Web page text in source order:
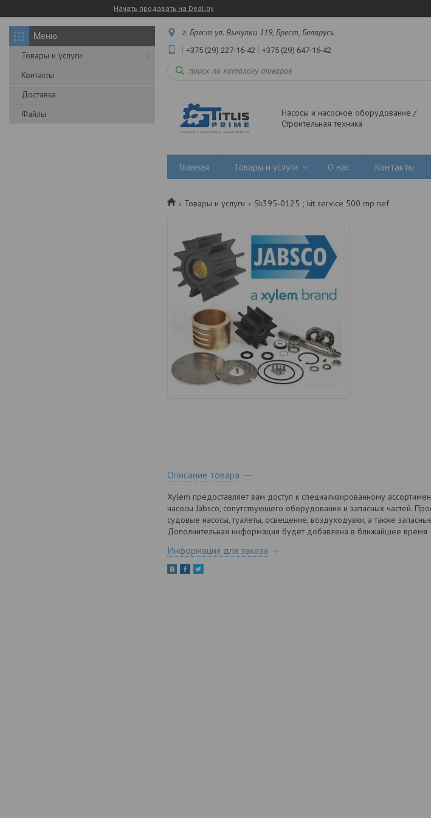
Начать продавать на Deal.by
Товары и услуги
Контакты
Доставка
Файлы
г. Брест ул. Вычулки 119, Брест, Беларусь
+375 (29) 227-16-42 +375 (29) 647-16-42
Насосы и насосное оборудование /
Строительная техника
Главная Товары и услуги О нас Контакты
Товары и услуги Sk395-0125 ; kit service 500 mp nef
Описание товара
Xylem предоставляет вам доступ к специализированному
насосы Jabsco, сопутствующего оборудования и запасных частей.
судовые насосы, туалеты, освещение, воздуходувки, а также
Дополнительная информация будет добавлена в ближайшее время
Информация для заказа